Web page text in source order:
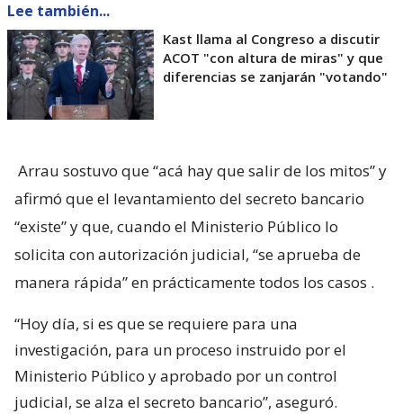
Lee también...
Kast llama al Congreso a discutir
ACOT "con altura de miras" y que
diferencias se zanjarán "votando"
Arrau sostuvo que “acá hay que salir de los mitos” y
afirmó que el levantamiento del secreto bancario
“existe” y que, cuando el Ministerio Público lo
solicita con autorización judicial, “se aprueba de
manera rápida” en prácticamente todos los casos .
“Hoy día, si es que se requiere para una
investigación, para un proceso instruido por el
Ministerio Público y aprobado por un control
judicial, se alza el secreto bancario”, aseguró.